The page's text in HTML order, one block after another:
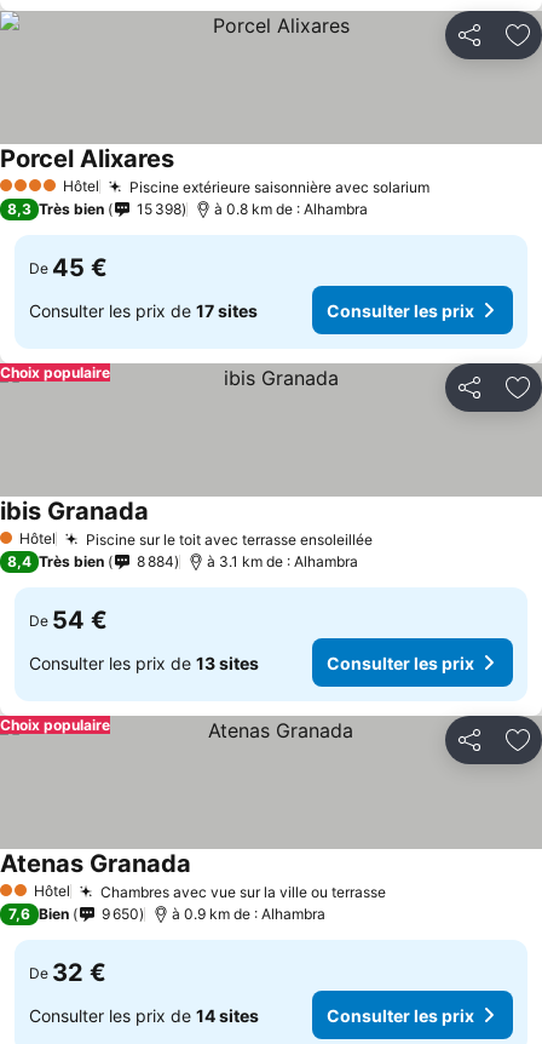
Partager
4 Étoiles Hôtel Piscine extérieure saisonnière avec solarium
Porcel Alixares
8,3 Très bien 15 398 à 0.8 km de : Alhambra
De 45 €
Consulter les prix de 17 sites Consulter les prix
Partager
Choix populaire
1 Étoiles
Hôtel Piscine sur le toit avec terrasse ensoleillée
ibis Granada
8,4 Très bien 8 884 à 3.1 km de : Alhambra
De 54 €
Consulter les prix de 13 sites Consulter les prix
Partager
Choix populaire
2 Étoiles
Hôtel Chambres avec vue sur la ville ou terrasse
Atenas Granada
7,6 Bien 9 650 à 0.9 km de : Alhambra
De 32 €
Consulter les prix de 14 sites Consulter les prix